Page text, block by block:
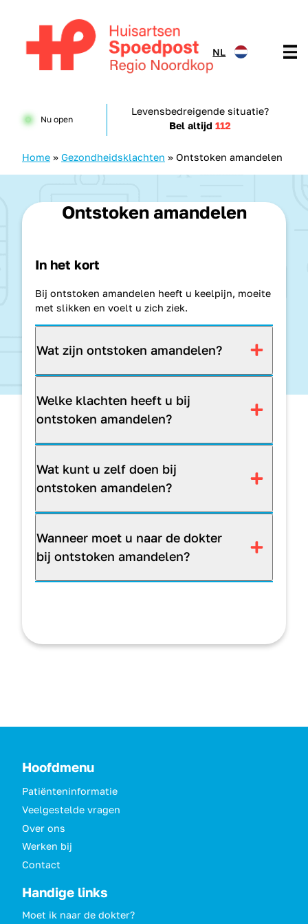
NL
Nu open
Levensbedreigende situatie?
Bel altijd112
Home » Gezondheidsklachten » Ontstoken amandelen
Ontstoken amandelen
In het kort
Bij ontstoken amandelen heeft u keelpijn, moeite
met slikken en voelt u zich ziek.
Wat zijn ontstoken amandelen?
Welke klachten heeft u bij
ontstoken amandelen?
Wat kunt u zelf doen bij
ontstoken amandelen?
Wanneer moet u naar de dokter
bij ontstoken amandelen?
Hoofdmenu
Patiënteninformatie
Veelgestelde vragen
Over ons
Werken bij
Contact
Handige links
Moet ik naar de dokter?